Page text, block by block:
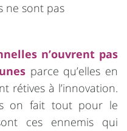
ne sont pas
n’ouvrent pas
parce qu’elles en
rétives à l’innovation.
on fait tout pour le
ces ennemis qui